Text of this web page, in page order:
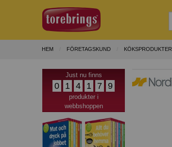
HEM FÖRETAGSKUND KÖKSPRODUKTER
Just nu finns
0 1 4 1 7 9
produkter i
webbshoppen